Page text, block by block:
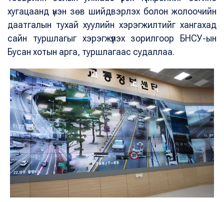
хугацаанд үнэн зөв шийдвэрлэх болон жолоочийн
даатгалын тухай хуулийн хэрэгжилтийг хангахад
сайн туршлагыг хэрэгжүүлэх зорилгоор БНСУ-ын
Бусан хотын арга, туршлагаас судаллаа.